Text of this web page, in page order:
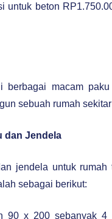
untuk beton
berbagai macam
sebuah rumah sekitar
dan Jendela
jendela untuk
sebagai berikut:
90 x 200 sebanyak 4